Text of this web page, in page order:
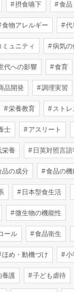
摂食嚥下 食品
食物アレルギー 代
ュニティ 病気の
代への影響 食育
品開発 調理実習
栄養教育 ストレ
士 アスリート
養 日英対照言語
の成分 食品の機
日本型食生活
微生物の機能性
ール 食品衛生
ほめ・動機づけ 小
護 子ども虐待